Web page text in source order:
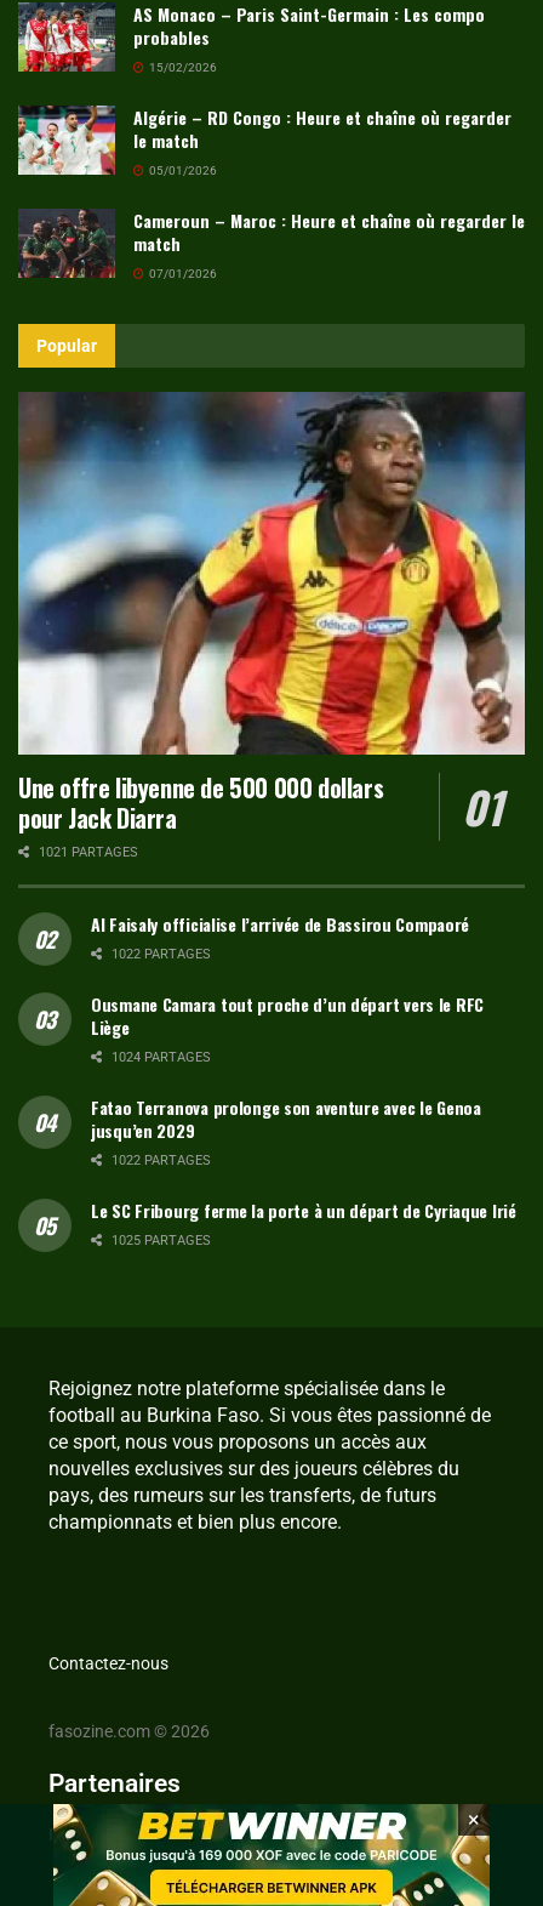
AS Monaco – Paris Saint-Germain : Les compo
probables
15/02/2026
Algérie – RD Congo : Heure et chaîne où regarder
le match
05/01/2026
Cameroun – Maroc : Heure et chaîne où regarder le
match
07/01/2026
Popular
Une offre libyenne de 500 000 dollars
pour Jack Diarra
1021 PARTAGES
Al Faisaly officialise l’arrivée de Bassirou Compaoré
1022 PARTAGES
Ousmane Camara tout proche d’un départ vers le RFC
Liège
1024 PARTAGES
Fatao Terranova prolonge son aventure avec le Genoa
jusqu’en 2029
1022 PARTAGES
Le SC Fribourg ferme la porte à un départ de Cyriaque Irié
1025 PARTAGES
Rejoignez notre plateforme spécialisée dans le
football au Burkina Faso. Si vous êtes passionné de
ce sport, nous vous proposons un accès aux
nouvelles exclusives sur des joueurs célèbres du
pays, des rumeurs sur les transferts, de futurs
championnats et bien plus encore.
Contactez-nous
fasozine.com © 2026
Partenaires
IvoireZine.com
×